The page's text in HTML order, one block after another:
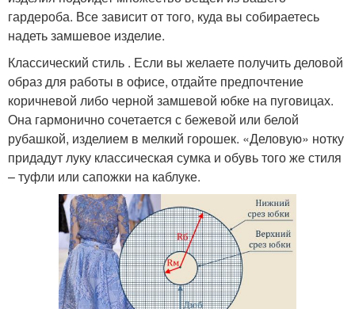
гардероба. Все зависит от того, куда вы собираетесь
надеть замшевое изделие.
Классический стиль . Если вы желаете получить деловой
образ для работы в офисе, отдайте предпочтение
коричневой либо черной замшевой юбке на пуговицах.
Она гармонично сочетается с бежевой или белой
рубашкой, изделием в мелкий горошек. «Деловую» нотку
придадут луку классическая сумка и обувь того же стиля
– туфли или сапожки на каблуке.